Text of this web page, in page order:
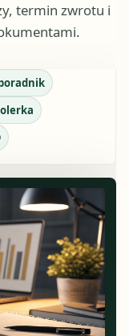
termin zwrotu i